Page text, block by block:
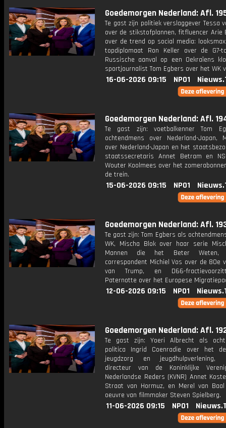
Goedemorgen Nederland: Afl.
Te gast zijn politiek verslaggever Tessa
over de stikstofplannen, fitfluencer Arie
over de trend op social media:
topdiplomaat Ron Keller over de G7-
Russische aanval op een Oekraïens
sportjournalist Tom Egbers over het WK
16-06-2026 09:15 NPO1
Goedemorgen Nederland: Afl.
Te gast zijn: voetbalkenner Tom
ochtendmens over Nederland-Japan,
over Nederland-Japan en het
staatssecretaris Annet Betram en
Wouter Koolmees over het
de trein.
15-06-2026 09:15 NPO1
Goedemorgen Nederland: Afl.
Te gast zijn: Tom Egbers als
WK, Mischa Blok over haar serie
Mannen die het Beter Weten,
correspondent Michiel Vos over de 80e
van Trump, en D66-
Paternotte over het Europese
12-06-2026 09:15 NPO1
Goedemorgen Nederland: Afl.
Te gast zijn: Yoeri Albrecht als
politica Ingrid Coenradie over het
jeugdzorg en jeugdhulpverlening,
directeur van de Koninklijke
Nederlandse Reders (KVNR) Annet
Straat van Hormuz, en Merel van
oeuvre van filmmaker Steven Spielberg.
11-06-2026 09:15 NPO1